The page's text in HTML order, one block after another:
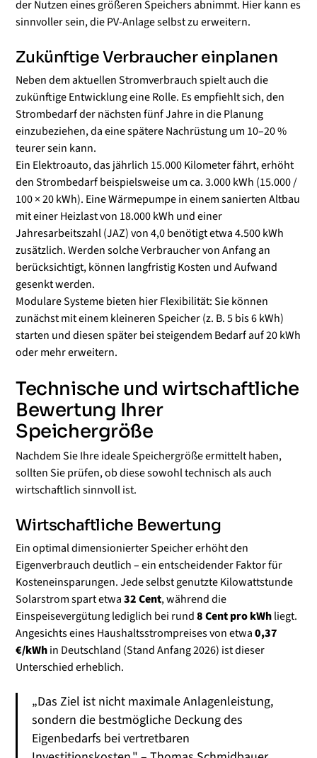
der Nutzen eines größeren Speichers abnimmt. Hier kann es
sinnvoller sein, die PV-Anlage selbst zu erweitern.
Zukünftige Verbraucher einplanen
Neben dem aktuellen Stromverbrauch spielt auch die
zukünftige Entwicklung eine Rolle. Es empfiehlt sich, den
Strombedarf der nächsten fünf Jahre in die Planung
einzubeziehen, da eine spätere Nachrüstung um 10–20 %
teurer sein kann.
Ein Elektroauto, das jährlich 15.000 Kilometer fährt, erhöht
den Strombedarf beispielsweise um ca. 3.000 kWh (15.000 /
100 × 20 kWh). Eine Wärmepumpe in einem sanierten Altbau
mit einer Heizlast von 18.000 kWh und einer
Jahresarbeitszahl (JAZ) von 4,0 benötigt etwa 4.500 kWh
zusätzlich. Werden solche Verbraucher von Anfang an
berücksichtigt, können langfristig Kosten und Aufwand
gesenkt werden.
Modulare Systeme bieten hier Flexibilität: Sie können
zunächst mit einem kleineren Speicher (z. B. 5 bis 6 kWh)
starten und diesen später bei steigendem Bedarf auf 20 kWh
oder mehr erweitern.
Technische und wirtschaftliche
Bewertung Ihrer
Speichergröße
Nachdem Sie Ihre ideale Speichergröße ermittelt haben,
sollten Sie prüfen, ob diese sowohl technisch als auch
wirtschaftlich sinnvoll ist.
Wirtschaftliche Bewertung
Ein optimal dimensionierter Speicher erhöht den
Eigenverbrauch deutlich – ein entscheidender Faktor für
Kosteneinsparungen. Jede selbst genutzte Kilowattstunde
Solarstrom spart etwa32 Cent, während die
Einspeisevergütung lediglich bei rund8 Cent pro kWhliegt.
Angesichts eines Haushaltsstrompreises von etwa0,37
€/kWhin Deutschland (Stand Anfang 2026) ist dieser
Unterschied erheblich.
„Das Ziel ist nicht maximale Anlagenleistung,
sondern die bestmögliche Deckung des
Eigenbedarfs bei vertretbaren